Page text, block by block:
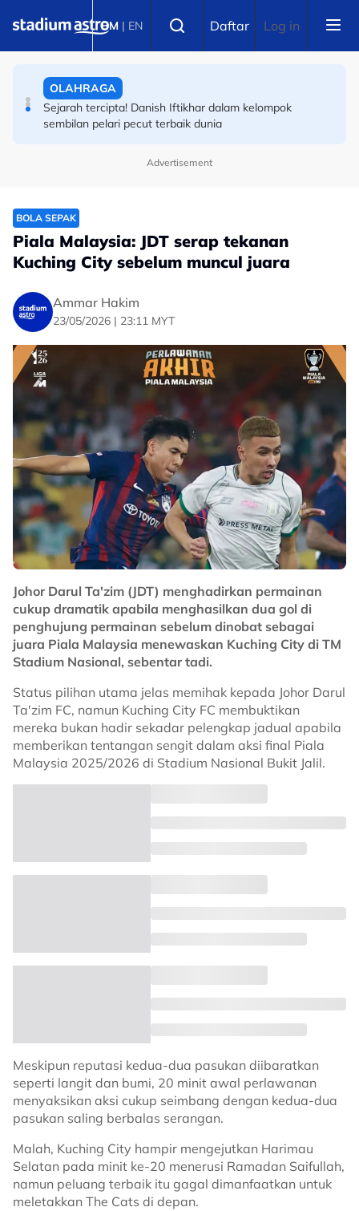
BM | EN Daftar Log in
Wakil tunggal Asia! Ini video larian 100m Danish Iftikhar
OLAHRAGA
Sejarah tercipta! Danish Iftikhar dalam kelompok
sembilan pelari pecut terbaik dunia
Advertisement
BOLA SEPAK
Piala Malaysia: JDT serap tekanan
Kuching City sebelum muncul juara
Ammar Hakim
23/05/2026 | 23:11 MYT
Johor Darul Ta'zim (JDT) menghadirkan permainan
cukup dramatik apabila menghasilkan dua gol di
penghujung permainan sebelum dinobat sebagai
juara Piala Malaysia menewaskan Kuching City di TM
Stadium Nasional, sebentar tadi.
Status pilihan utama jelas memihak kepada Johor Darul
Ta'zim FC, namun Kuching City FC membuktikan
mereka bukan hadir sekadar pelengkap jadual apabila
memberikan tentangan sengit dalam aksi final Piala
Malaysia 2025/2026 di Stadium Nasional Bukit Jalil.
Meskipun reputasi kedua-dua pasukan diibaratkan
seperti langit dan bumi, 20 minit awal perlawanan
menyaksikan aksi cukup seimbang dengan kedua-dua
pasukan saling berbalas serangan.
Malah, Kuching City hampir mengejutkan Harimau
Selatan pada minit ke-20 menerusi Ramadan Saifullah,
namun peluang terbaik itu gagal dimanfaatkan untuk
meletakkan The Cats di depan.